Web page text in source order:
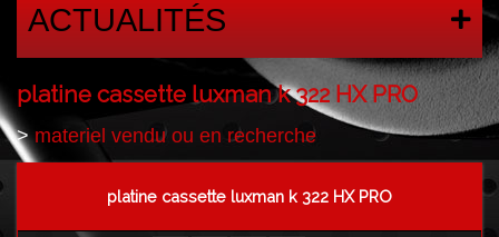
ACTUALITÉS
platine cassette luxman k 322 HX PRO
>materiel vendu ou en recherche
platine cassette luxman k 322 HX PRO